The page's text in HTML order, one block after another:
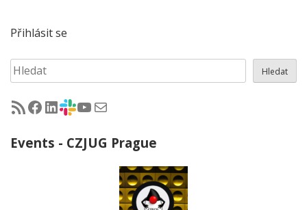
Přihlásit se
Hledat Hledat
RSS - články na jug.cz
Facebook skupina Czech Java User Group
LinkedIn skupina Czech Java User Group
CZJUG Slack fórum
CZJUG YouTube kanálCZJUG email
Events - CZJUG Prague